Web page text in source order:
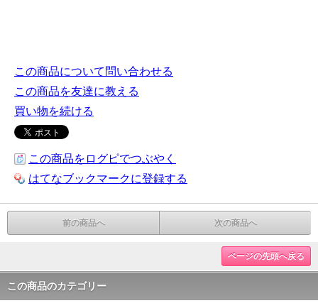
この商品について問い合わせる
この商品を友達に教える
買い物を続ける
この商品をログピでつぶやく
はてなブックマークに登録する
前の商品へ 次の商品へ
ページの先頭へ戻る
この商品のカテゴリー